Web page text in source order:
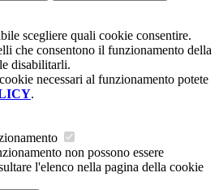
scegliere quali cookie consentire.
che consentono il funzionamento della
disabilitarli.
necessari al funzionamento potete
.
non possono essere
l'elenco nella pagina della cookie